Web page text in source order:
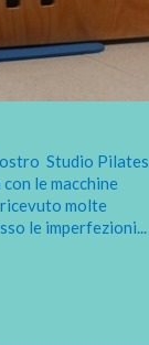
Studio Pilates
le macchine
molte
le imperfezioni...